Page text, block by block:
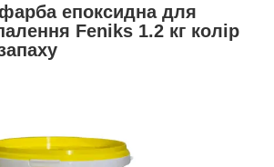
епоксидна для
Feniks 1.2 кг колір